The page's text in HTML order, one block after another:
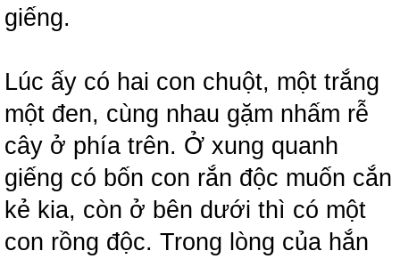
giếng.
Lúc ấy có hai con chuột, một trắng
một đen, cùng nhau gặm nhấm rễ
cây ở phía trên. Ở xung quanh
giếng có bốn con rắn độc muốn cắn
kẻ kia, còn ở bên dưới thì có một
con rồng độc. Trong lòng của hắn